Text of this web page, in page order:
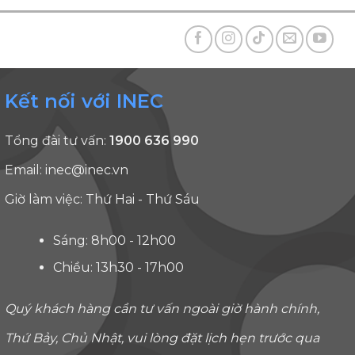
Kết nối với INEC
Tổng đài tư vấn: 1900 636 990
Email: inec@inec.vn
Giờ làm việc: Thứ Hai - Thứ Sáu
Sáng: 8h00 - 12h00
Chiều: 13h30 - 17h00
Quý khách hàng cần tư vấn ngoài giờ hành chính,
Thứ Bảy, Chủ Nhật, vui lòng đặt lịch hẹn trước qua